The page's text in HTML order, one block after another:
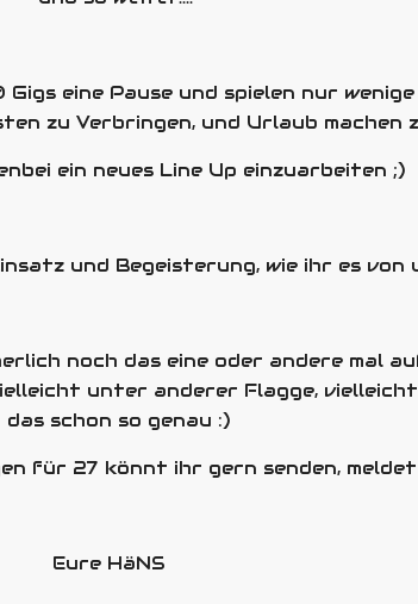
eine Pause und spielen nur
zu Verbringen, und Urlaub machen
ein neues Line Up einzuarbeiten ;)
und Begeisterung, wie ihr es von
noch das eine oder andere mal
unter anderer Flagge, vielleicht
das schon so genau :)
für 27 könnt ihr gern senden,
Eure HäNS